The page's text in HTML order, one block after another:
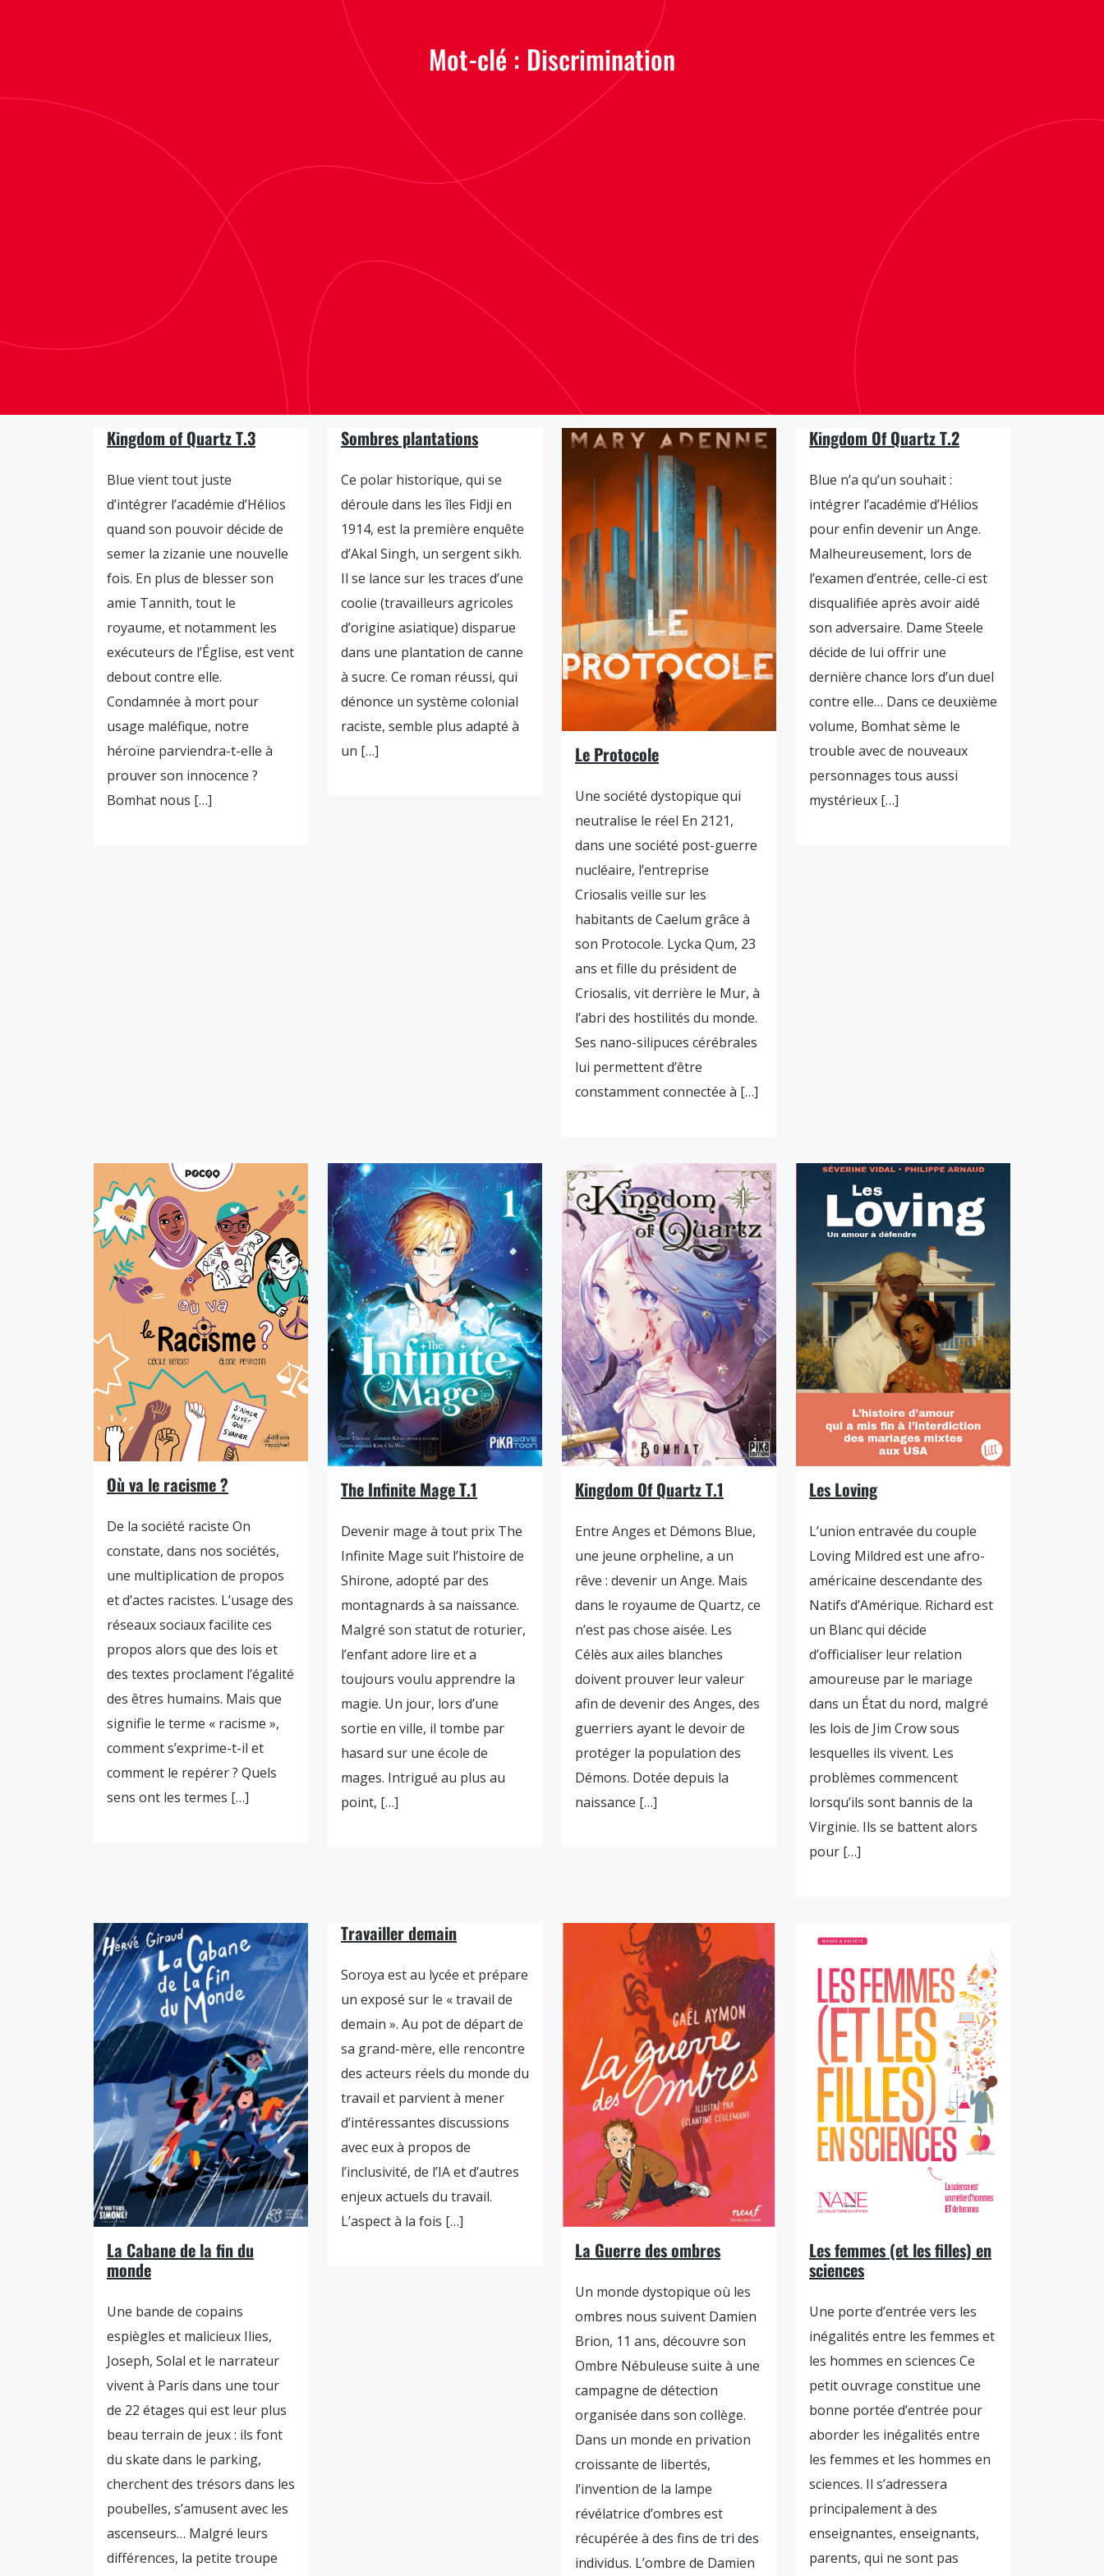
Mot-clé : Discrimination
Kingdom of Quartz T.3
Blue vient tout juste
d’intégrer l’académie d’Hélios
quand son pouvoir décide de
semer la zizanie une nouvelle
fois. En plus de blesser son
amie Tannith, tout le
royaume, et notamment les
exécuteurs de l’Église, est vent
debout contre elle.
Condamnée à mort pour
usage maléfique, notre
héroïne parviendra-t-elle à
prouver son innocence ?
Bomhat nous […]
Sombres plantations
Ce polar historique, qui se
déroule dans les îles Fidji en
1914, est la première enquête
d’Akal Singh, un sergent sikh.
Il se lance sur les traces d’une
coolie (travailleurs agricoles
d’origine asiatique) disparue
dans une plantation de canne
à sucre. Ce roman réussi, qui
dénonce un système colonial
raciste, semble plus adapté à
un […]
Le Protocole
Une société dystopique qui
neutralise le réel En 2121,
dans une société post-guerre
nucléaire, l’entreprise
Criosalis veille sur les
habitants de Caelum grâce à
son Protocole. Lycka Qum, 23
ans et fille du président de
Criosalis, vit derrière le Mur, à
l’abri des hostilités du monde.
Ses nano-silipuces cérébrales
lui permettent d’être
constamment connectée à […]
Kingdom Of Quartz T.2
Blue n’a qu’un souhait :
intégrer l’académie d’Hélios
pour enfin devenir un Ange.
Malheureusement, lors de
l’examen d’entrée, celle-ci est
disqualifiée après avoir aidé
son adversaire. Dame Steele
décide de lui offrir une
dernière chance lors d’un duel
contre elle… Dans ce deuxième
volume, Bomhat sème le
trouble avec de nouveaux
personnages tous aussi
mystérieux […]
Où va le racisme ?
De la société raciste On
constate, dans nos sociétés,
une multiplication de propos
et d’actes racistes. L’usage des
réseaux sociaux facilite ces
propos alors que des lois et
des textes proclament l’égalité
des êtres humains. Mais que
signifie le terme « racisme »,
comment s’exprime-t-il et
comment le repérer ? Quels
sens ont les termes […]
The Infinite Mage T.1
Devenir mage à tout prix The
Infinite Mage suit l’histoire de
Shirone, adopté par des
montagnards à sa naissance.
Malgré son statut de roturier,
l’enfant adore lire et a
toujours voulu apprendre la
magie. Un jour, lors d’une
sortie en ville, il tombe par
hasard sur une école de
mages. Intrigué au plus au
point, […]
Kingdom Of Quartz T.1
Entre Anges et Démons Blue,
une jeune orpheline, a un
rêve : devenir un Ange. Mais
dans le royaume de Quartz, ce
n’est pas chose aisée. Les
Célès aux ailes blanches
doivent prouver leur valeur
afin de devenir des Anges, des
guerriers ayant le devoir de
protéger la population des
Démons. Dotée depuis la
naissance […]
Les Loving
L’union entravée du couple
Loving Mildred est une afro-
américaine descendante des
Natifs d’Amérique. Richard est
un Blanc qui décide
d’officialiser leur relation
amoureuse par le mariage
dans un État du nord, malgré
les lois de Jim Crow sous
lesquelles ils vivent. Les
problèmes commencent
lorsqu’ils sont bannis de la
Virginie. Ils se battent alors
pour […]
La Cabane de la fin du
monde
Une bande de copains
espiègles et malicieux Ilies,
Joseph, Solal et le narrateur
vivent à Paris dans une tour
de 22 étages qui est leur plus
beau terrain de jeux : ils font
du skate dans le parking,
cherchent des trésors dans les
poubelles, s’amusent avec les
ascenseurs… Malgré leurs
différences, la petite troupe
Travailler demain
Soroya est au lycée et prépare
un exposé sur le « travail de
demain ». Au pot de départ de
sa grand-mère, elle rencontre
des acteurs réels du monde du
travail et parvient à mener
d’intéressantes discussions
avec eux à propos de
l’inclusivité, de l’IA et d’autres
enjeux actuels du travail.
L’aspect à la fois […]
La Guerre des ombres
Un monde dystopique où les
ombres nous suivent Damien
Brion, 11 ans, découvre son
Ombre Nébuleuse suite à une
campagne de détection
organisée dans son collège.
Dans un monde en privation
croissante de libertés,
l’invention de la lampe
révélatrice d’ombres est
récupérée à des fins de tri des
individus. L’ombre de Damien
Les femmes (et les filles) en
sciences
Une porte d’entrée vers les
inégalités entre les femmes et
les hommes en sciences Ce
petit ouvrage constitue une
bonne portée d’entrée pour
aborder les inégalités entre
les femmes et les hommes en
sciences. Il s’adressera
principalement à des
enseignantes, enseignants,
parents, qui ne sont pas